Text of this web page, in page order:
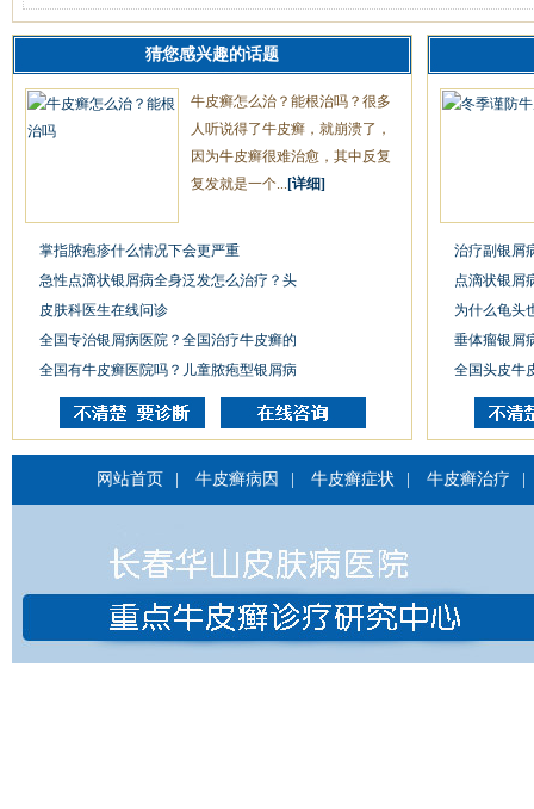
猜您感兴趣的话题
牛皮癣怎么治？能根治吗？很多
人听说得了牛皮癣，就崩溃了，
因为牛皮癣很难治愈，其中反复
复发就是一个... [详细]
掌指脓疱疹什么情况下会更严重
急性点滴状银屑病全身泛发怎么治疗？头
皮肤科医生在线问诊
全国专治银屑病医院？全国治疗牛皮癣的
全国有牛皮癣医院吗？儿童脓疱型银屑病
治疗副银屑
点滴状银屑
为什么龟头
垂体瘤银屑
全国头皮牛
网站首页 牛皮癣病因 牛皮癣症状 牛皮癣治疗